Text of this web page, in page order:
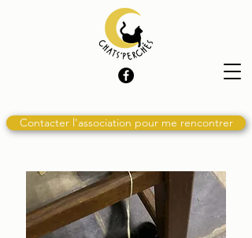
Contacter l'association pour me rencontrer